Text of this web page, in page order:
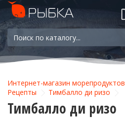
Интернет-магазин морепродуктов
Рецепты
Тимбалло ди ризо
Тимбалло ди ризо